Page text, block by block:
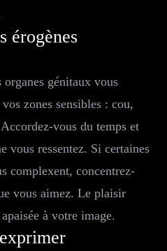
érogènes
génitaux vous
zones sensibles : cou,
vous du temps et
vous ressentez. Si certaines
complexent, concentrez-
vous aimez. Le plaisir
à votre image.